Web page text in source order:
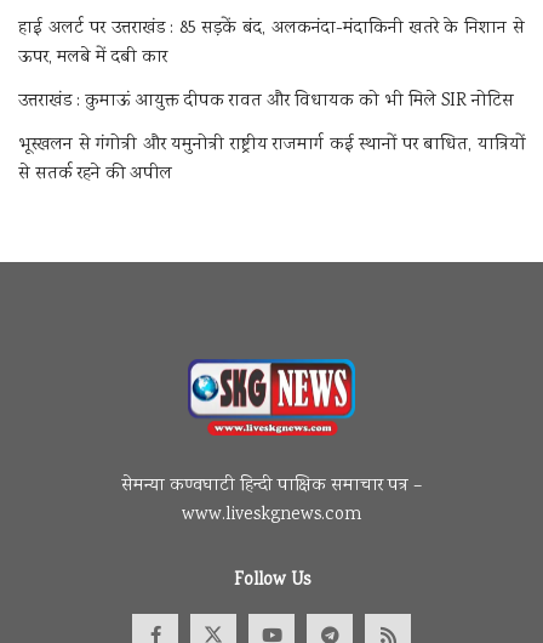
हाई अलर्ट पर उत्तराखंड : 85 सड़कें बंद, अलकनंदा-मंदाकिनी खतरे के निशान से
ऊपर, मलबे में दबी कार
उत्तराखंड : कुमाऊं आयुक्त दीपक रावत और विधायक को भी मिले SIR नोटिस
भूस्खलन से गंगोत्री और यमुनोत्री राष्ट्रीय राजमार्ग कई स्थानों पर बाधित, यात्रियों
से सतर्क रहने की अपील
सेमन्या कण्वघाटी हिन्दी पाक्षिक समाचार पत्र –
www.liveskgnews.com
Follow Us